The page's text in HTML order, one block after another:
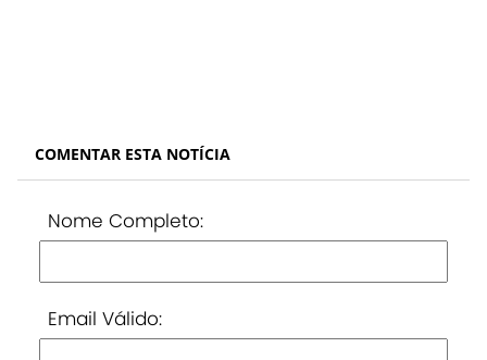
COMENTAR ESTA NOTÍCIA
Nome Completo:
Email Válido: